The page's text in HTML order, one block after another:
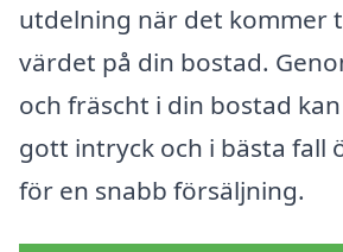
utdelning när det kommer
värdet på din bostad.
och fräscht i din bostad
gott intryck och i bästa fall
för en snabb försäljning.